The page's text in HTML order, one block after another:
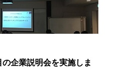
企業説明会を実施しま